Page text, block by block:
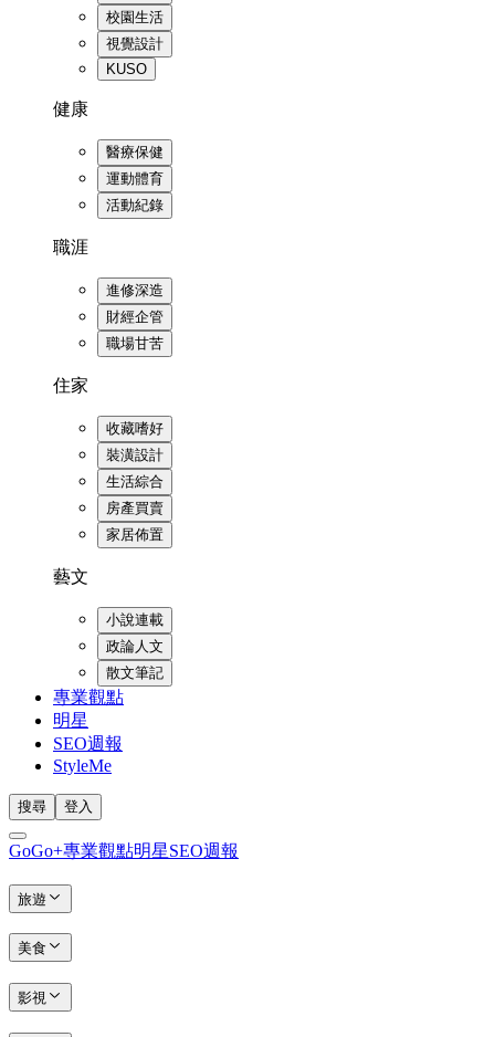
校園生活
視覺設計
KUSO
健康
醫療保健
運動體育
活動紀錄
職涯
進修深造
財經企管
職場甘苦
住家
收藏嗜好
裝潢設計
生活綜合
房產買賣
家居佈置
藝文
小說連載
政論人文
散文筆記
專業觀點
明星
SEO週報
StyleMe
搜尋 登入
GoGo+專業觀點明星SEO週報
旅遊
美食
影視